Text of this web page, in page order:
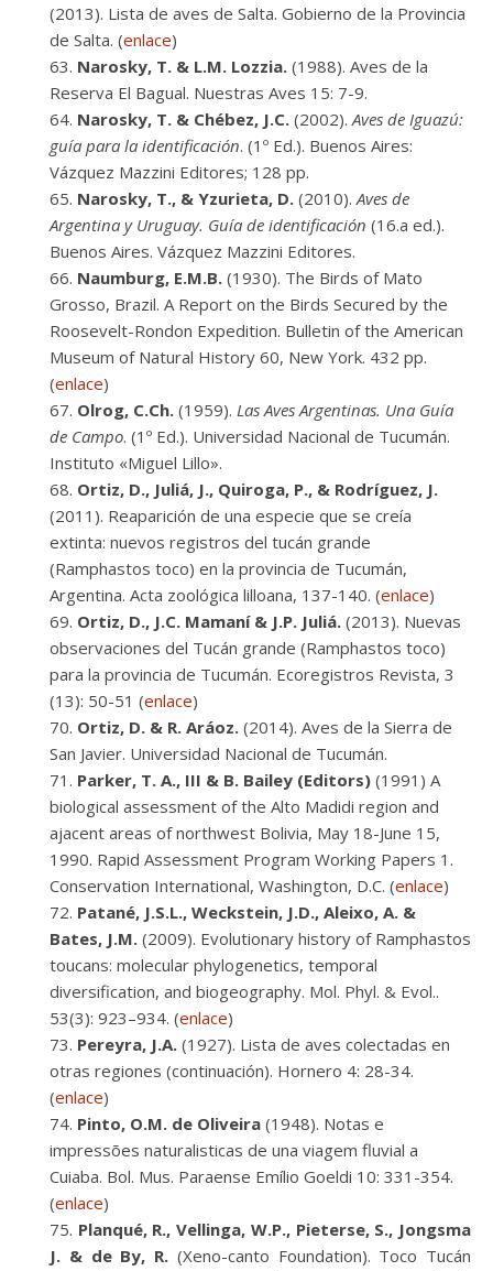
(2013). Lista de aves de Salta. Gobierno de la Provincia
de Salta. (enlace)
Narosky, T. & L.M. Lozzia. (1988). Aves de la
Reserva El Bagual. Nuestras Aves 15: 7-9.
Narosky, T. & Chébez, J.C. (2002).Aves de Iguazú:
guía para la identificación. (1º Ed.). Buenos Aires:
Vázquez Mazzini Editores; 128 pp.
Narosky, T., & Yzurieta, D. (2010).Aves de
Argentina y Uruguay. Guía de identificación (16.a ed.).
Buenos Aires. Vázquez Mazzini Editores.
Naumburg, E.M.B. (1930). The Birds of Mato
Grosso, Brazil. A Report on the Birds Secured by the
Roosevelt-Rondon Expedition. Bulletin of the American
Museum of Natural History 60, New York. 432 pp.
(enlace)
Olrog, C.Ch. (1959). Las Aves Argentinas. Una Guía
de Campo. (1º Ed.). Universidad Nacional de Tucumán.
Instituto «Miguel Lillo».
Ortiz, D., Juliá, J., Quiroga, P., & Rodríguez, J.
(2011). Reaparición de una especie que se creía
extinta: nuevos registros del tucán grande
(Ramphastos toco) en la provincia de Tucumán,
Argentina. Acta zoológica lilloana, 137-140. (enlace)
Ortiz, D., J.C. Mamaní & J.P. Juliá. (2013). Nuevas
observaciones del Tucán grande (Ramphastos toco)
para la provincia de Tucumán. Ecoregistros Revista, 3
(13): 50-51 (enlace)
Ortiz, D. & R. Aráoz. (2014). Aves de la Sierra de
San Javier. Universidad Nacional de Tucumán.
Parker, T. A., III & B. Bailey (Editors) (1991) A
biological assessment of the Alto Madidi region and
ajacent areas of northwest Bolivia, May 18-June 15,
1990. Rapid Assessment Program Working Papers 1.
Conservation International, Washington, D.C. (enlace)
Patané, J.S.L., Weckstein, J.D., Aleixo, A. &
Bates, J.M. (2009). Evolutionary history of Ramphastos
toucans: molecular phylogenetics, temporal
diversification, and biogeography. Mol. Phyl. & Evol..
53(3): 923–934. (enlace)
Pereyra, J.A. (1927). Lista de aves colectadas en
otras regiones (continuación). Hornero 4: 28-34.
(enlace)
Pinto, O.M. de Oliveira (1948). Notas e
impressões naturalisticas de una viagem fluvial a
Cuiaba. Bol. Mus. Paraense Emílio Goeldi 10: 331-354.
(enlace)
Planqué, R., Vellinga, W.P., Pieterse, S., Jongsma
J. & de By, R. (Xeno-canto Foundation). Toco Tucán